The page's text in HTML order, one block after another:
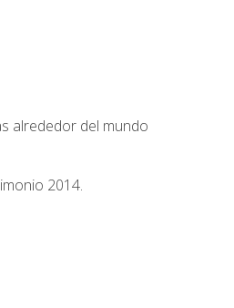
alrededor del mundo
2014.